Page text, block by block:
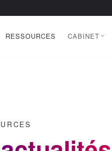
RESSOURCES CABINET